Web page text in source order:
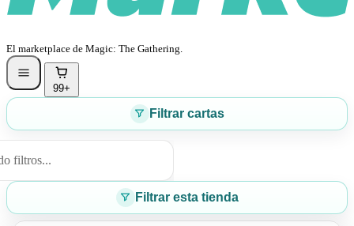
El marketplace de Magic: The Gathering.
99+
Filtrar cartas
filtros...
Filtrar esta tienda